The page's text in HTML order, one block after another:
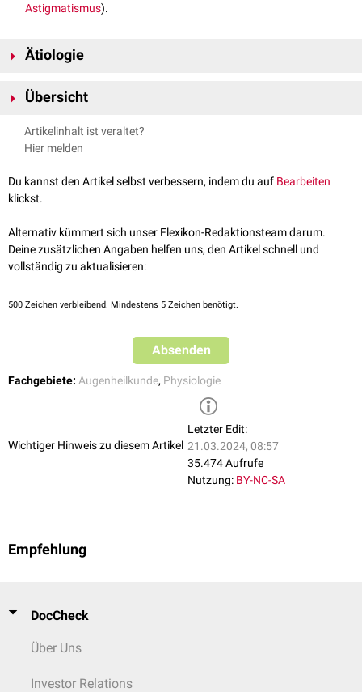
Astigmatismus).
Ätiologie
Auges (Cornea,Linse
Übersicht
Das folgende Skript enthält eine Übersicht verschiedener
Refraktionsanomalien.
Artikelinhalt ist veraltet?
Hier melden
Du kannst den Artikel selbst verbessern, indem du auf Bearbeiten
klickst.
Alternativ kümmert sich unser Flexikon-Redaktionsteam darum.
Deine zusätzlichen Angaben helfen uns, den Artikel schnell und
vollständig zu aktualisieren:
500 Zeichen verbleibend. Mindestens 5 Zeichen benötigt.
Absenden
Fachgebiete: Augenheilkunde, Physiologie
Wichtiger Hinweis zu diesem Artikel
Letzter Edit:
21.03.2024, 08:57
35.474 Aufrufe
Nutzung: BY-NC-SA
Empfehlung
DocCheck
Über Uns
Investor Relations